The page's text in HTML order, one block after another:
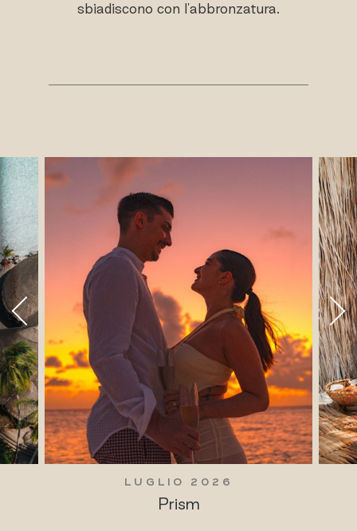
sbiadiscono con l'abbronzatura.
LUGLIO 2026
Prism